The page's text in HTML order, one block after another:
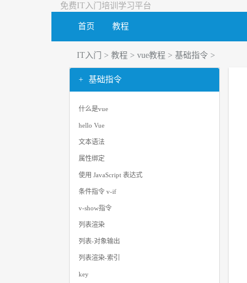
免费IT入门培训学习平台
首页 教程
IT入门 > 教程 > vue教程 > 基础指令 >
基础指令
什么是vue
hello Vue
文本语法
属性绑定
使用 JavaScript 表达式
条件指令 v-if
v-show指令
列表渲染
列表-对象输出
列表渲染-索引
key